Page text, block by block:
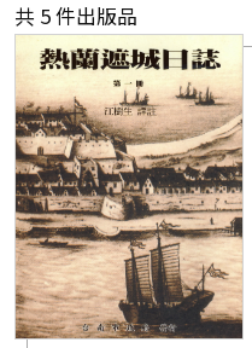
共 5 件出版品